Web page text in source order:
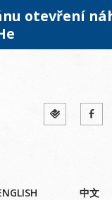
otevření
中文